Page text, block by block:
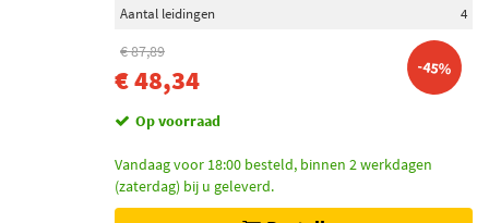
Aantal leidingen
4
€ 87,89
€ 48,34 -45%
Op voorraad
Vandaag voor 18:00 besteld, binnen 2 werkdagen
(zaterdag) bij u geleverd.